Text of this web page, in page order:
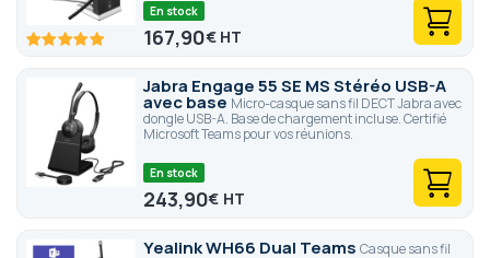
100 100
En stock
167,90€
Jabra Engage 55 SE MS Stéréo USB-A
avec base Micro-casque sans fil DECT Jabra avec
dongle USB-A. Base de chargement incluse. Certifié
Microsoft Teams pour vos réunions.
En stock
243,90€
Yealink WH66 Dual Teams Casque sans fil